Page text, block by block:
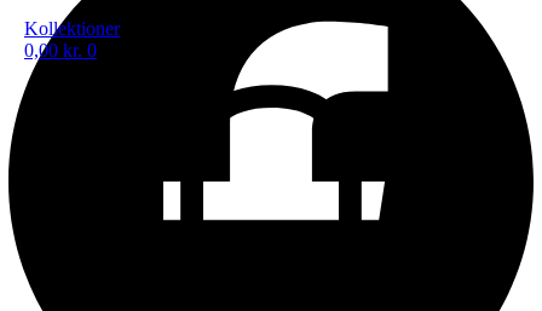
Kollektioner
0,00 kr. 0